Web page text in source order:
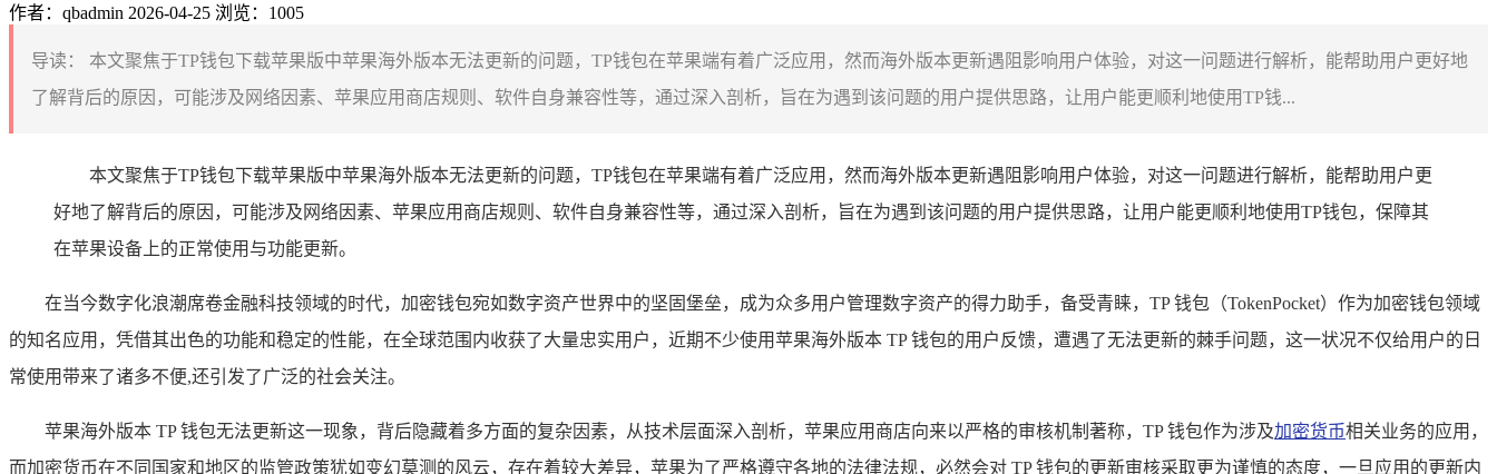
作者：qbadmin 2026-04-25 浏览：1005
导读：
本文聚焦于TP钱包下载苹果版中苹果海外版本无法更新的问题，TP钱包在苹果端有着广泛应用，然而海外版本更新遇阻影响用户体验，对这一问题进行解析，能帮助用户更好地
了解背后的原因，可能涉及网络因素、苹果应用商店规则、软件自身兼容性等，通过深入剖析，旨在为遇到该问题的用户提供思路，让用户能更顺利地使用TP钱...
本文聚焦于TP钱包下载苹果版中苹果海外版本无法更新的问题，TP钱包在苹果端有着广泛应用，然而海外版本更新遇阻影响用户体验，对这一问题进行解析，能帮助用户更
好地了解背后的原因，可能涉及网络因素、苹果应用商店规则、软件自身兼容性等，通过深入剖析，旨在为遇到该问题的用户提供思路，让用户能更顺利地使用TP钱包，保障其
在苹果设备上的正常使用与功能更新。
在当今数字化浪潮席卷金融科技领域的时代，加密钱包宛如数字资产世界中的坚固堡垒，成为众多用户管理数字资产的得力助手，备受青睐，TP 钱包（TokenPocket）作为加密钱包领域
的知名应用，凭借其出色的功能和稳定的性能，在全球范围内收获了大量忠实用户，近期不少使用苹果海外版本 TP 钱包的用户反馈，遭遇了无法更新的棘手问题，这一状况不仅给用户的日
常使用带来了诸多不便,还引发了广泛的社会关注。
苹果海外版本 TP 钱包无法更新这一现象，背后隐藏着多方面的复杂因素，从技术层面深入剖析，苹果应用商店向来以严格的审核机制著称，TP 钱包作为涉及加密货币相关业务的应用，
而加密货币在不同国家和地区的监管政策犹如变幻莫测的风云，存在着较大差异，苹果为了严格遵守各地的法律法规，必然会对 TP 钱包的更新审核采取更为谨慎的态度，一旦应用的更新内